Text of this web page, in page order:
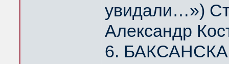
увидали…»)
Александр
6.